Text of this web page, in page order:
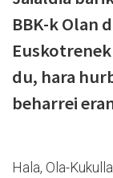
BBK-k Olan
du, hara
beharrei
Hala, Ola-